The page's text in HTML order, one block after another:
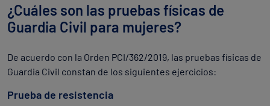
¿Cuáles son las pruebas físicas de
Guardia Civil para mujeres?
De acuerdo con la Orden PCI/362/2019, las pruebas físicas de
Guardia Civil constan de los siguientes ejercicios:
Prueba de resistencia